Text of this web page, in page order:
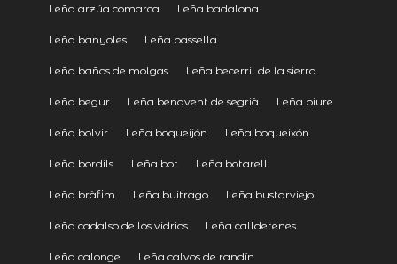
Leña arzúa comarca Leña badalona
Leña banyoles Leña bassella
Leña baños de molgas Leña becerril de la sierra
Leña begur Leña benavent de segrià Leña biure
Leña bolvir Leña boqueijón Leña boqueixón
Leña bordils Leña bot Leña botarell
Leña bràfim Leña buitrago Leña bustarviejo
Leña cadalso de los vidrios Leña calldetenes
Leña calonge Leña calvos de randín